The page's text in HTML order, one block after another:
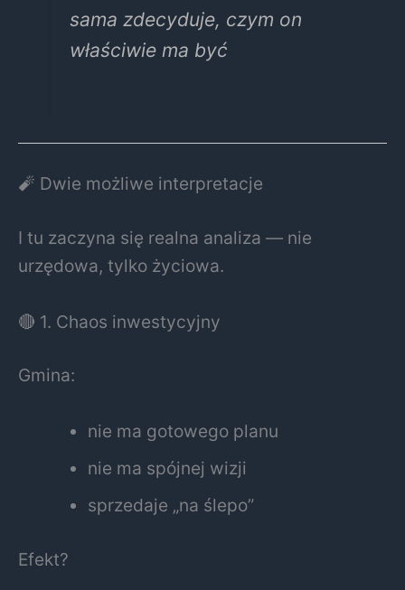
sama zdecyduje, czym on
właściwie ma być
🧨 Dwie możliwe interpretacje
I tu zaczyna się realna analiza — nie
urzędowa, tylko życiowa.
🔴 1. Chaos inwestycyjny
Gmina:
nie ma gotowego planu
nie ma spójnej wizji
sprzedaje „na ślepo”
Efekt?